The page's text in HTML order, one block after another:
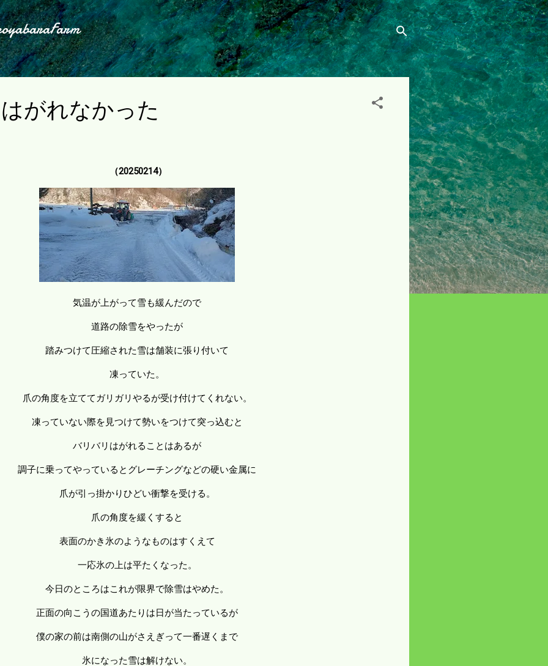
スキップしてメイン コンテンツに移動
がれなかった
（20250214）
気温が上がって雪も緩んだので
道路の除雪をやったが
踏みつけて圧縮された雪は舗装に張り付いて
凍っていた。
爪の角度を立ててガリガリやるが受け付けてくれない。
凍っていない際を見つけて勢いをつけて突っ込むと
バリバリはがれることはあるが
調子に乗ってやっているとグレーチングなどの硬い金属に
爪が引っ掛かりひどい衝撃を受ける。
爪の角度を緩くすると
表面のかき氷のようなものはすくえて
一応氷の上は平たくなった。
今日のところはこれが限界で除雪はやめた。
正面の向こうの国道あたりは日が当たっているが
僕の家の前は南側の山がさえぎって一番遅くまで
氷になった雪は解けない。